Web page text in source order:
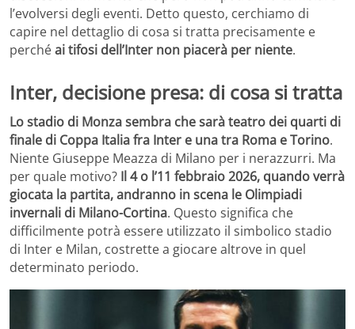
l’evolversi degli eventi. Detto questo, cerchiamo di
capire nel dettaglio di cosa si tratta precisamente e
perchéai tifosi dell’Inter non piacerà per niente.
Inter, decisione presa: di cosa si tratta
Lo stadio di Monza sembra che sarà teatro dei quarti di
finale di Coppa Italia fra Inter e una tra Roma e Torino.
Niente Giuseppe Meazza di Milano per i nerazzurri. Ma
per quale motivo? Il 4 o l’11 febbraio 2026, quando verrà
giocata la partita, andranno in scena le Olimpiadi
invernali di Milano-Cortina. Questo significa che
difficilmente potrà essere utilizzato il simbolico stadio
di Inter e Milan, costrette a giocare altrove in quel
determinato periodo.